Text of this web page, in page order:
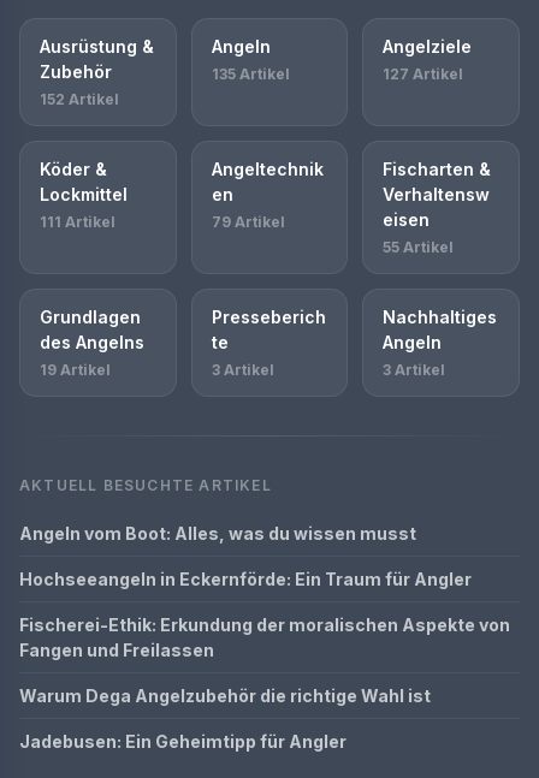
Ausrüstung &
Zubehör
152 Artikel
Angeln
135 Artikel
Angelziele
127 Artikel
Köder &
Lockmittel
111 Artikel
Angeltechnik
en
79 Artikel
Fischarten &
Verhaltensw
eisen
55 Artikel
Grundlagen
des Angelns
19 Artikel
Presseberich
te
3 Artikel
Nachhaltiges
Angeln
3 Artikel
AKTUELL BESUCHTE ARTIKEL
Angeln vom Boot: Alles, was du wissen musst
Hochseeangeln in Eckernförde: Ein Traum für Angler
Fischerei-Ethik: Erkundung der moralischen Aspekte von
Fangen und Freilassen
Warum Dega Angelzubehör die richtige Wahl ist
Jadebusen: Ein Geheimtipp für Angler